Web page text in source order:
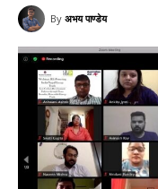
By अभय पाण्डेय